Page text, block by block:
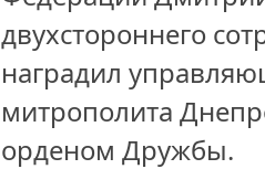
двухстороннего
наградил
митрополита
орденом Дружбы.